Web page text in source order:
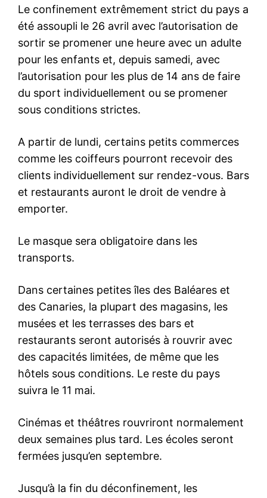
Le confinement extrêmement strict du pays a
été assoupli le 26 avril avec l’autorisation de
sortir se promener une heure avec un adulte
pour les enfants et, depuis samedi, avec
l’autorisation pour les plus de 14 ans de faire
du sport individuellement ou se promener
sous conditions strictes.
A partir de lundi, certains petits commerces
comme les coiffeurs pourront recevoir des
clients individuellement sur rendez-vous. Bars
et restaurants auront le droit de vendre à
emporter.
Le masque sera obligatoire dans les
transports.
Dans certaines petites îles des Baléares et
des Canaries, la plupart des magasins, les
musées et les terrasses des bars et
restaurants seront autorisés à rouvrir avec
des capacités limitées, de même que les
hôtels sous conditions. Le reste du pays
suivra le 11 mai.
Cinémas et théâtres rouvriront normalement
deux semaines plus tard. Les écoles seront
fermées jusqu’en septembre.
Jusqu’à la fin du déconfinement, les